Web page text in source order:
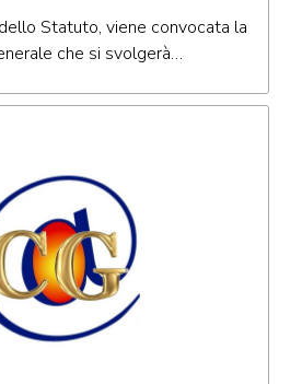
Statuto, viene convocata la
che si svolgerà…